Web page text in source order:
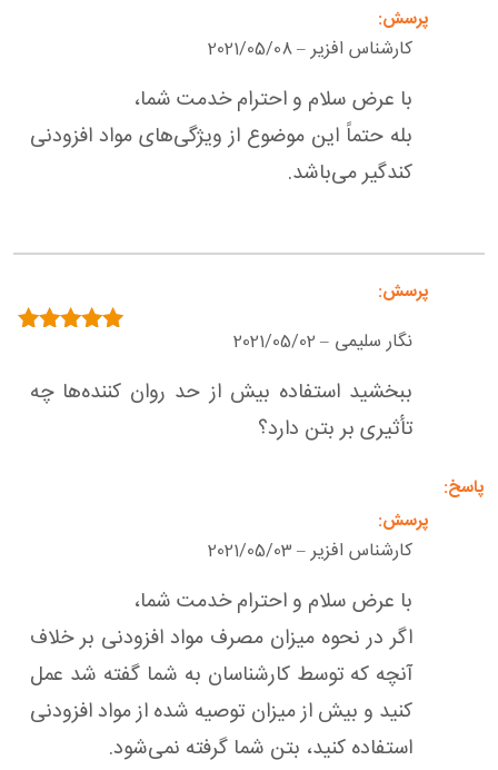
کارشناس افزیر–
2021/05/08
با عرض سلام و احترام خدمت شما،
بله حتماً این موضوع از ویژگی‌های مواد افزودنی
کندگیر می‌باشد.
نگار سلیمی –
2021/05/02
ببخشید استفاده بیش از حد روان کننده‌ها چه
تأثیری بر بتن دارد؟
کارشناس افزیر–
2021/05/03
با عرض سلام و احترام خدمت شما،
اگر در نحوه میزان مصرف مواد افزودنی بر خلاف
آنچه که توسط کارشناسان به شما گفته شد عمل
کنید و بیش از میزان توصیه شده از مواد افزودنی
استفاده کنید، بتن شما گرفته نمی‌شود.